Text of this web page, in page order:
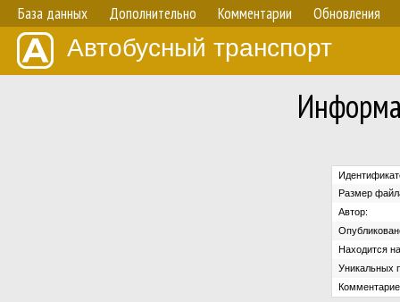
База данных Дополнительно Комментарии Обновления
Автобусный транспорт
Размер
Автор:
Находится
Уникальных